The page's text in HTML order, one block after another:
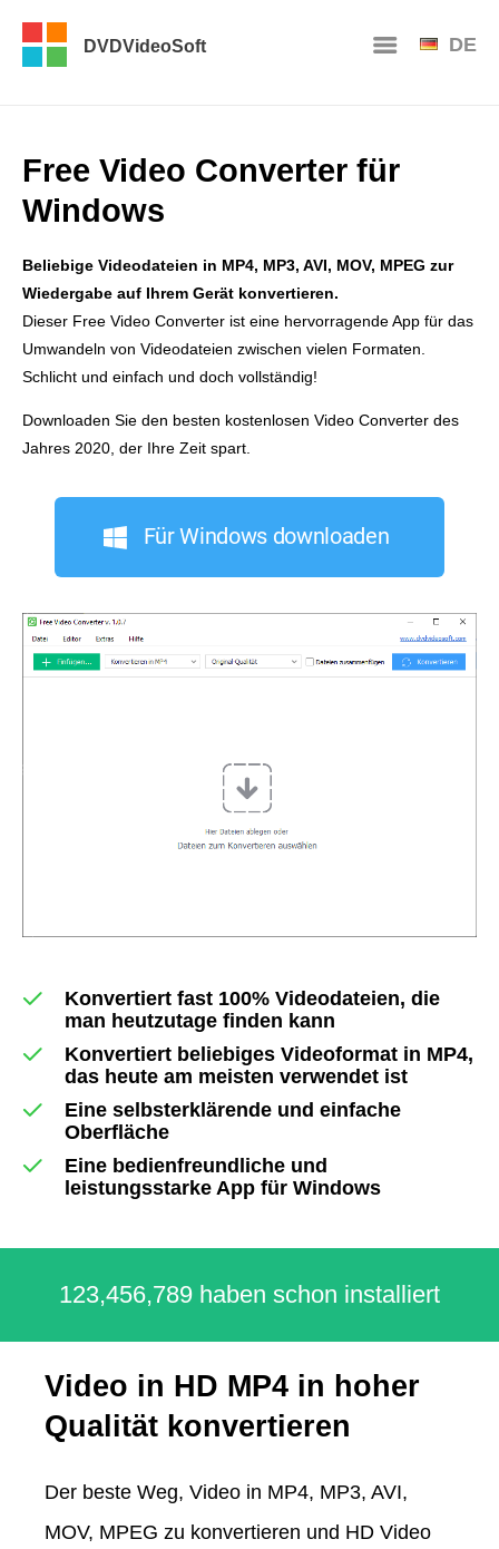
DVDVideoSoft DE
Free Video Converter für
Windows
Beliebige Videodateien in MP4, MP3, AVI, MOV, MPEG zur
Wiedergabe auf Ihrem Gerät konvertieren.
Dieser Free Video Converter ist eine hervorragende App für das
Umwandeln von Videodateien zwischen vielen Formaten.
Schlicht und einfach und doch vollständig!
Downloaden Sie den besten kostenlosen Video Converter des
Jahres 2020, der Ihre Zeit spart.
Für Windows downloaden
Konvertiert fast 100% Videodateien, die
man heutzutage finden kann
Konvertiert beliebiges Videoformat in MP4,
das heute am meisten verwendet ist
Eine selbsterklärende und einfache
Oberfläche
Eine bedienfreundliche und
leistungsstarke App für Windows
123,456,789 haben schon installiert
Video in HD MP4 in hoher
Qualität konvertieren
Der beste Weg, Video in MP4, MP3, AVI,
MOV, MPEG zu konvertieren und HD Video